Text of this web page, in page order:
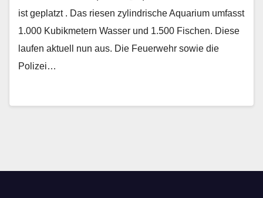
ist geplatzt . Das riesen zylindrische Aquarium umfasst
1.000 Kubikmetern Wasser und 1.500 Fischen. Diese
laufen aktuell nun aus. Die Feuerwehr sowie die
Polizei…